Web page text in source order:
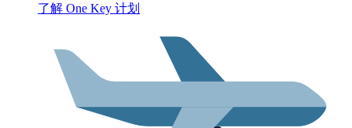
了解 One Key 计划